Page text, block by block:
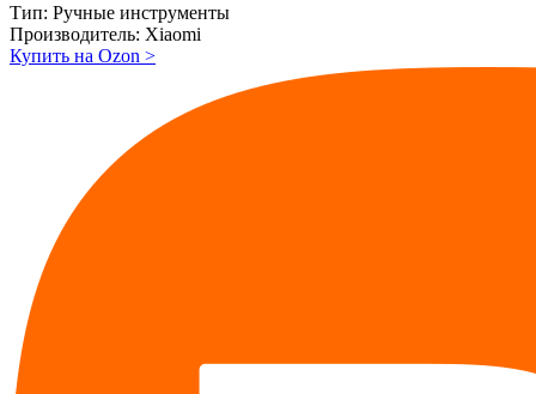
Тип: Ручные инструменты
Производитель: Xiaomi
Купить на Ozon >